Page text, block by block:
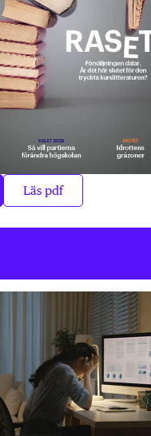
Läs pdf